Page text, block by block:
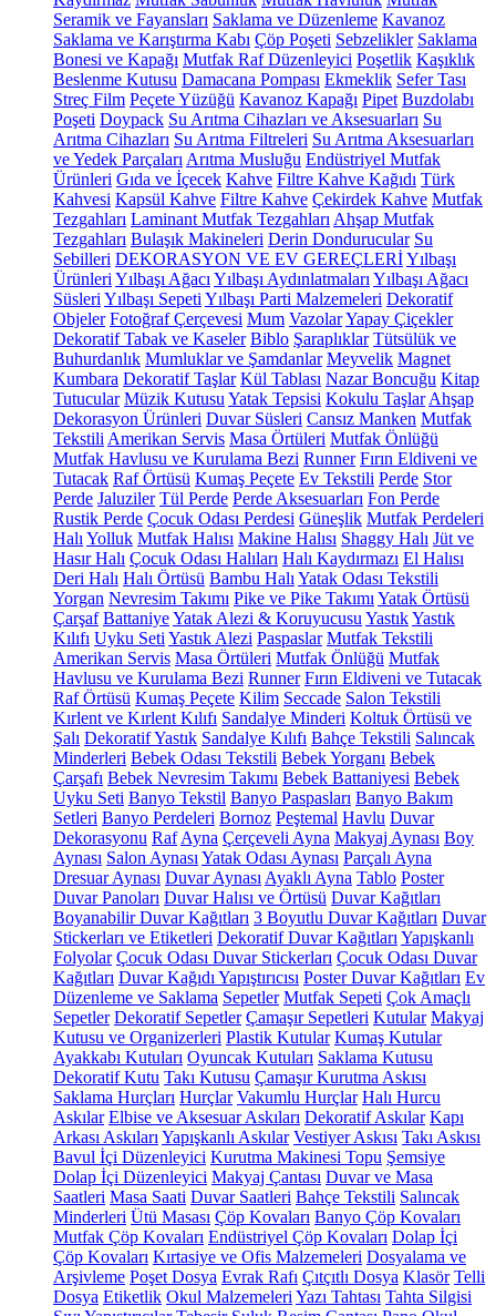
Seramik ve Fayansları Saklama ve Düzenleme Kavanoz
Saklama ve Karıştırma Kabı Çöp Poşeti Sebzelikler Saklama
Bonesi ve Kapağı Mutfak Raf Düzenleyici Poşetlik Kaşıklık
Beslenme Kutusu Damacana Pompası Ekmeklik Sefer Tası
Streç Film Peçete Yüzüğü Kavanoz Kapağı Pipet Buzdolabı
Poşeti Doypack Su Arıtma Cihazları ve Aksesuarları Su
Arıtma Cihazları Su Arıtma Filtreleri Su Arıtma Aksesuarları
ve Yedek Parçaları Arıtma Musluğu Endüstriyel Mutfak
Ürünleri Gıda ve İçecek Kahve Filtre Kahve Kağıdı Türk
Kahvesi Kapsül Kahve Filtre Kahve Çekirdek Kahve Mutfak
Tezgahları Laminant Mutfak Tezgahları Ahşap Mutfak
Tezgahları Bulaşık Makineleri Derin Dondurucular Su
Sebilleri DEKORASYON VE EV GEREÇLERİYılbaşı
Ürünleri Yılbaşı Ağacı Yılbaşı Aydınlatmaları Yılbaşı Ağacı
Süsleri Yılbaşı Sepeti Yılbaşı Parti Malzemeleri Dekoratif
Objeler Fotoğraf Çerçevesi Mum VazolarYapay Çiçekler
Dekoratif Tabak ve Kaseler Biblo Şaraplıklar Tütsülük ve
Buhurdanlık Mumluklar ve Şamdanlar Meyvelik Magnet
Kumbara Dekoratif Taşlar Kül Tablası Nazar Boncuğu Kitap
Tutucular Müzik Kutusu Yatak Tepsisi Kokulu Taşlar Ahşap
Dekorasyon Ürünleri Duvar Süsleri Cansız Manken Mutfak
Tekstili Amerikan Servis Masa Örtüleri Mutfak Önlüğü
Mutfak Havlusu ve Kurulama Bezi Runner Fırın Eldiveni ve
Tutacak Raf Örtüsü Kumaş Peçete Ev Tekstili Perde Stor
Perde Jaluziler Tül Perde Perde Aksesuarları Fon Perde
Rustik Perde Çocuk Odası Perdesi Güneşlik Mutfak Perdeleri
Halı Yolluk Mutfak Halısı Makine Halısı Shaggy Halı Jüt ve
Hasır Halı Çocuk Odası Halıları Halı Kaydırmazı El Halısı
Deri Halı Halı Örtüsü Bambu Halı Yatak Odası Tekstili
Yorgan Nevresim Takımı Pike ve Pike Takımı Yatak Örtüsü
Çarşaf BattaniyeYatak Alezi & Koruyucusu YastıkYastık
Kılıfı Uyku Seti Yastık Alezi Paspaslar Mutfak Tekstili
Amerikan Servis Masa Örtüleri Mutfak Önlüğü Mutfak
Havlusu ve Kurulama Bezi Runner Fırın Eldiveni ve Tutacak
Raf Örtüsü Kumaş Peçete Kilim Seccade Salon Tekstili
Kırlent ve Kırlent Kılıfı Sandalye Minderi Koltuk Örtüsü ve
Şalı Dekoratif Yastık Sandalye Kılıfı Bahçe Tekstili Salıncak
Minderleri Bebek Odası Tekstili Bebek Yorganı Bebek
Çarşafı Bebek Nevresim Takımı Bebek Battaniyesi Bebek
Uyku Seti Banyo Tekstil Banyo Paspasları Banyo Bakım
Setleri Banyo Perdeleri Bornoz Peştemal Havlu Duvar
Dekorasyonu Raf Ayna Çerçeveli Ayna Makyaj Aynası Boy
Aynası Salon Aynası Yatak Odası Aynası Parçalı Ayna
Dresuar Aynası Duvar Aynası Ayaklı Ayna Tablo Poster
Duvar Panoları Duvar Halısı ve Örtüsü Duvar Kağıtları
Boyanabilir Duvar Kağıtları 3 Boyutlu Duvar Kağıtları Duvar
Stickerları ve Etiketleri Dekoratif Duvar Kağıtları Yapışkanlı
Folyolar Çocuk Odası Duvar Stickerları Çocuk Odası Duvar
Kağıtları Duvar Kağıdı Yapıştırıcısı Poster Duvar Kağıtları Ev
Düzenleme ve Saklama Sepetler Mutfak Sepeti Çok Amaçlı
Sepetler Dekoratif Sepetler Çamaşır Sepetleri Kutular Makyaj
Kutusu ve Organizerleri Plastik Kutular Kumaş Kutular
Ayakkabı Kutuları Oyuncak Kutuları Saklama Kutusu
Dekoratif Kutu Takı Kutusu Çamaşır Kurutma Askısı
Saklama Hurçları Hurçlar Vakumlu Hurçlar Halı Hurcu
Askılar Elbise ve Aksesuar Askıları Dekoratif Askılar Kapı
Arkası Askıları Yapışkanlı Askılar Vestiyer Askısı Takı Askısı
Bavul İçi Düzenleyici Kurutma Makinesi Topu Şemsiye
Dolap İçi Düzenleyici Makyaj Çantası Duvar ve Masa
Saatleri Masa Saati Duvar Saatleri Bahçe Tekstili Salıncak
Minderleri Ütü Masası Çöp Kovaları Banyo Çöp Kovaları
Mutfak Çöp Kovaları Endüstriyel Çöp Kovaları Dolap İçi
Çöp Kovaları Kırtasiye ve Ofis Malzemeleri Dosyalama ve
Arşivleme Poşet Dosya Evrak Rafı Çıtçıtlı Dosya Klasör Telli
Dosya Etiketlik Okul Malzemeleri Yazı Tahtası Tahta Silgisi